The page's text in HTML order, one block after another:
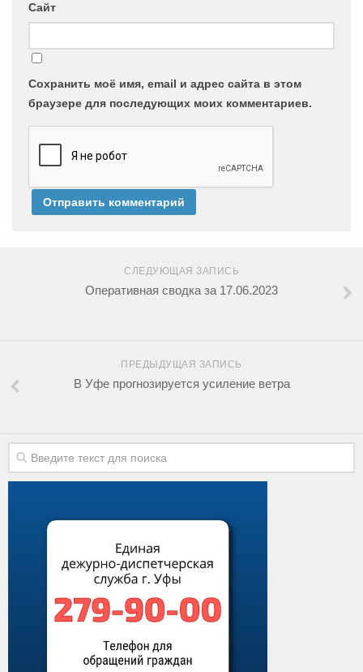
Сайт
Сохранить моё имя, email и адрес сайта в этом
браузере для последующих моих комментариев.
СЛЕДУЮЩАЯ ЗАПИСЬ
Оперативная сводка за 17.06.2023
ПРЕДЫДУЩАЯ ЗАПИСЬ
В Уфе прогнозируется усиление ветра